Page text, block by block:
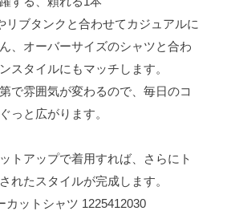
リブタンクと合わせてカジュアルに
、オーバーサイズのシャツと合わ
スタイルにもマッチします。
で雰囲気が変わるので、毎日のコ
っと広がります。
トアップで着用すれば、さらにト
れたスタイルが完成します。
カットシャツ 1225412030